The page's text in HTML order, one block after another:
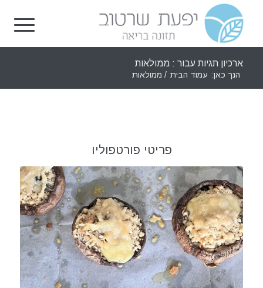
ארכיון תגיות עבור : ממולאות
הנך כאן: עמוד הבית / ממולאות
פריטי פורטפוליו